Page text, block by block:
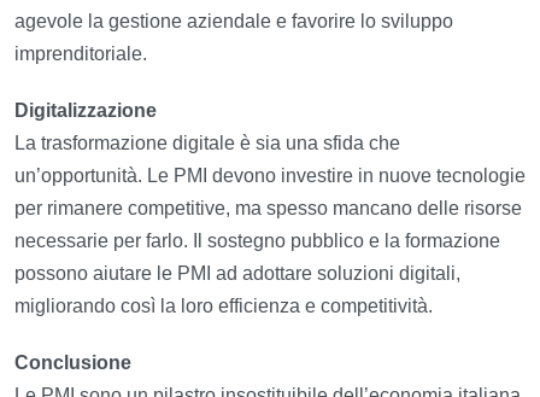
agevole la gestione aziendale e favorire lo sviluppo
imprenditoriale.
Digitalizzazione
La trasformazione digitale è sia una sfida che
un’opportunità. Le PMI devono investire in nuove tecnologie
per rimanere competitive, ma spesso mancano delle risorse
necessarie per farlo. Il sostegno pubblico e la formazione
possono aiutare le PMI ad adottare soluzioni digitali,
migliorando così la loro efficienza e competitività.
Conclusione